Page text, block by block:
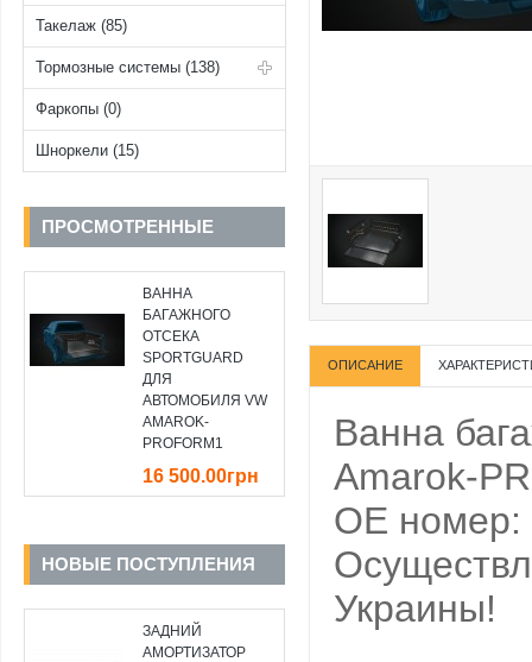
Такелаж (85)
Тормозные системы (138)
Фаркопы (0)
Шноркели (15)
ПРОСМОТРЕННЫЕ
ВАННА
БАГАЖНОГО
ОТСЕКА
SPORTGUARD
ДЛЯ
АВТОМОБИЛЯ VW
AMAROK-
PROFORM1
16 500.00грн
НОВЫЕ ПОСТУПЛЕНИЯ
ЗАДНИЙ
АМОРТИЗАТОР
ОПИСАНИЕ
Ванна
Amarok-
OE номер:
Украины!